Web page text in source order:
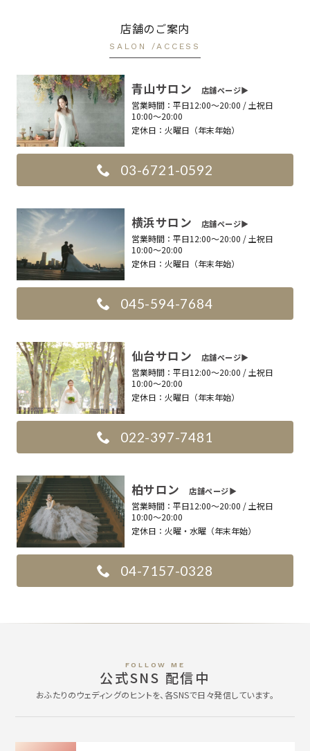
店舗のご案内
SALON /ACCESS
青山サロン 店舗ページ▶︎
営業時間： 平日12:00〜20:00 / 土祝日
10:00〜20:00
定休日： 火曜日（年末年始）
03-6721-0592
横浜サロン 店舗ページ▶︎
営業時間： 平日12:00〜20:00 / 土祝日
10:00〜20:00
定休日： 火曜日（年末年始）
045-594-7684
仙台サロン 店舗ページ▶︎
営業時間： 平日12:00〜20:00 / 土祝日
10:00〜20:00
定休日： 火曜日（年末年始）
022-397-7481
柏サロン店舗ページ▶︎
営業時間： 平日12:00〜20:00 / 土祝日
10:00〜20:00
定休日： 火曜・水曜（年末年始）
04-7157-0328
FOLLOW ME
公式SNS 配信中
おふたりのウェディングのヒントを、各SNSで日々発信しています。